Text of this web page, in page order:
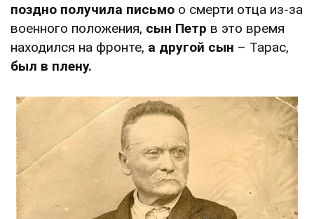
поздно получила письмо о смерти отца из-за
военного положения, сын Петр в это время
находился на фронте, а другой сын – Тарас,
был в плену.